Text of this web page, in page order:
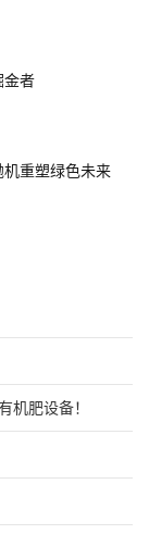
金者
重塑绿色未来
机肥设备！